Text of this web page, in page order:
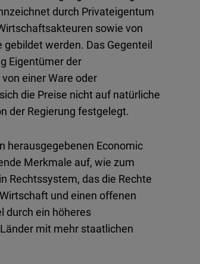
durch Privateigentum
sowie von
werden. Das Gegenteil
Eigentümer der
einer Ware oder
die Preise nicht auf natürliche
der Regierung festgelegt.
herausgegebenen Economic
Merkmale auf, wie zum
Rechtssystem, das die Rechte
und einen offenen
durch ein höheres
mit mehr staatlichen